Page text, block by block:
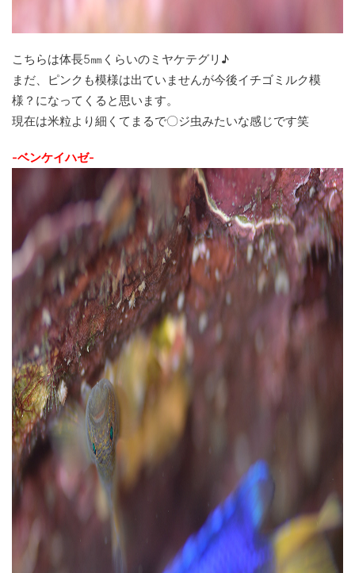
こちらは体長5㎜くらいのミヤケテグリ♪
まだ、ピンクも模様は出ていませんが今後イチゴミルク模
様？になってくると思います。
現在は米粒より細くてまるで〇ジ虫みたいな感じです笑
-ベンケイハゼ-